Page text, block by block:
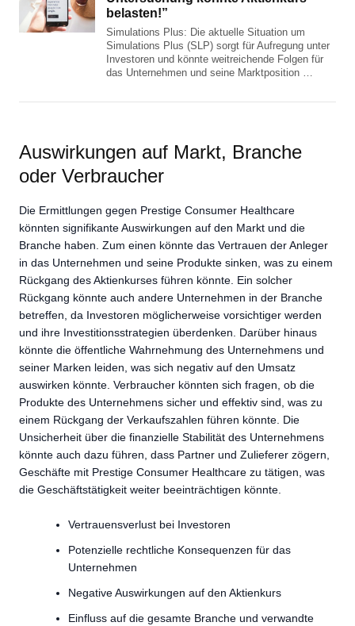
belasten!”
Simulations Plus: Die aktuelle Situation um
Simulations Plus (SLP) sorgt für Aufregung unter
Investoren und könnte weitreichende Folgen für
das Unternehmen und seine Marktposition …
Auswirkungen auf Markt, Branche
oder Verbraucher
Die Ermittlungen gegen Prestige Consumer Healthcare
könnten signifikante Auswirkungen auf den Markt und die
Branche haben. Zum einen könnte das Vertrauen der Anleger
in das Unternehmen und seine Produkte sinken, was zu einem
Rückgang des Aktienkurses führen könnte. Ein solcher
Rückgang könnte auch andere Unternehmen in der Branche
betreffen, da Investoren möglicherweise vorsichtiger werden
und ihre Investitionsstrategien überdenken. Darüber hinaus
könnte die öffentliche Wahrnehmung des Unternehmens und
seiner Marken leiden, was sich negativ auf den Umsatz
auswirken könnte. Verbraucher könnten sich fragen, ob die
Produkte des Unternehmens sicher und effektiv sind, was zu
einem Rückgang der Verkaufszahlen führen könnte. Die
Unsicherheit über die finanzielle Stabilität des Unternehmens
könnte auch dazu führen, dass Partner und Zulieferer zögern,
Geschäfte mit Prestige Consumer Healthcare zu tätigen, was
die Geschäftstätigkeit weiter beeinträchtigen könnte.
Vertrauensverlust bei Investoren
Potenzielle rechtliche Konsequenzen für das
Unternehmen
Negative Auswirkungen auf den Aktienkurs
Einfluss auf die gesamte Branche und verwandte